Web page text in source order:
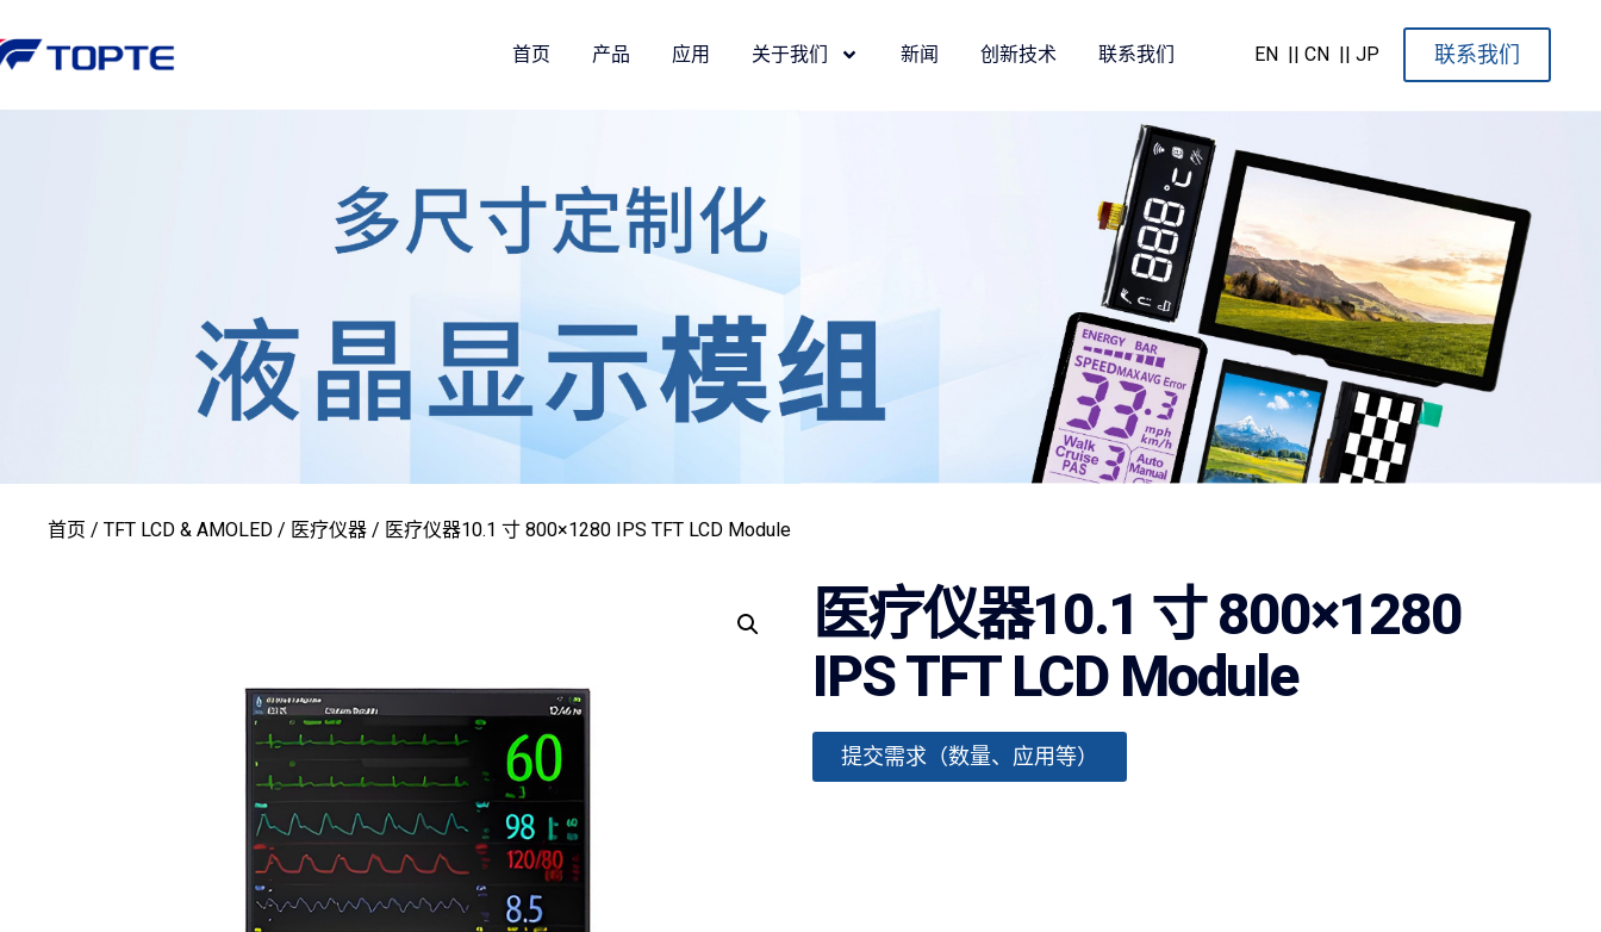
首页 产品 应用 关于我们 新闻 创新技术 联系我们 EN || CN || JP 联系我们
首页 / TFT LCD & AMOLED / 医疗仪器 / 医疗仪器10.1 寸 800×1280 IPS TFT LCD Module
医疗仪器10.1 寸 800×1280
IPS TFT LCD Module
提交需求（数量、应用等）